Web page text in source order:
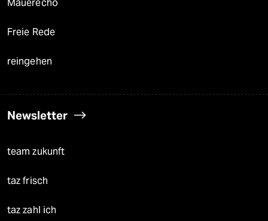
Mauerecho
Freie Rede
reingehen
Newsletter
team zukunft
taz frisch
taz zahl ich